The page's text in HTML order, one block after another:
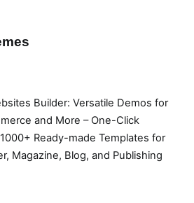
Builder: Versatile Demos for
and More – One-Click
Ready-made Templates for
Magazine, Blog, and Publishing